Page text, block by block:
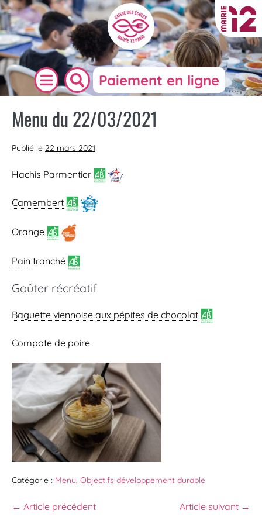
Paiement en ligne
Menu du 22/03/2021
Publié le 22 mars 2021
Hachis Parmentier
Camembert
Orange
Pain tranché
Goûter récréatif
Baguette viennoise aux pépites de chocolat
Compote de poire
Catégorie : Menu, Objectifs développement durable
← Article précédent Article suivant →